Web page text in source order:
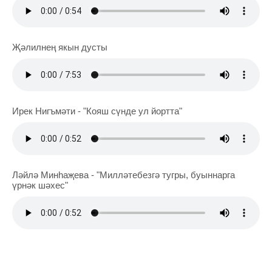
Җәлилнең якын дусты
Ирек Нигъмәти - "Кояш сүнде ул йортта"
Ләйлә Минһаҗева - "Милләтебезгә тугры, буыннарга
үрнәк шәхес"